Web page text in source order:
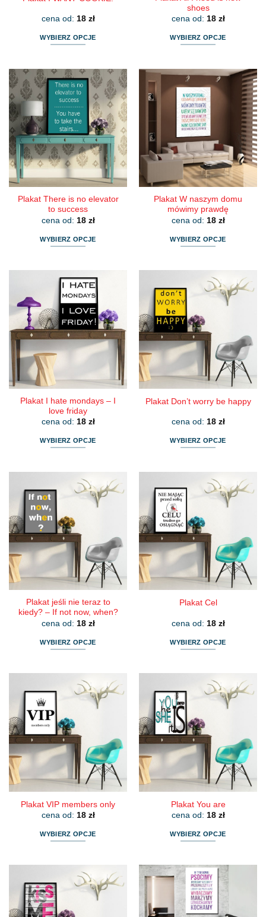
cena od: 18 zł
WYBIERZ OPCJE
ma
wiele
wariantów.
Opcje
można
wybrać
na
stronie
produktu
shoes
cena od: 18 zł
WYBIERZ OPCJE
ma
wiele
wariantów.
Opcje
można
wybrać
na
stronie
produktu
Plakat There is no elevator
to success
cena od: 18 zł
WYBIERZ OPCJE
ma
wiele
wariantów.
Opcje
można
wybrać
produktu
Plakat W naszym domu
mówimy prawdę
cena od: 18 zł
WYBIERZ OPCJE
wiele
wariantów.
Opcje
można
wybrać
na
stronie
produktu
Plakat I hate mondays – I
love friday
cena od: 18 zł
WYBIERZ OPCJE
wiele
wariantów.
Opcje
można
wybrać
na
stronie
produktu
Plakat Don’t worry be happy
cena od: 18 zł
WYBIERZ OPCJE
wiele
wariantów.
Opcje
można
wybrać
na
stronie
produktu
Plakat jeśli nie teraz to
kiedy? – If not now, when?
cena od: 18 zł
WYBIERZ OPCJE
wiele
wariantów.
Opcje
można
wybrać
na
stronie
produktu
Plakat Cel
cena od: 18 zł
WYBIERZ OPCJE
wiele
wariantów.
Opcje
można
wybrać
na
stronie
produktu
Plakat VIP members only
cena od: 18 zł
WYBIERZ OPCJE
wiele
wariantów.
Opcje
Plakat You are
cena od: 18 zł
WYBIERZ OPCJE
ma
wiele
wariantów.
Opcje